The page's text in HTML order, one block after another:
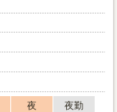
夜
夜勤